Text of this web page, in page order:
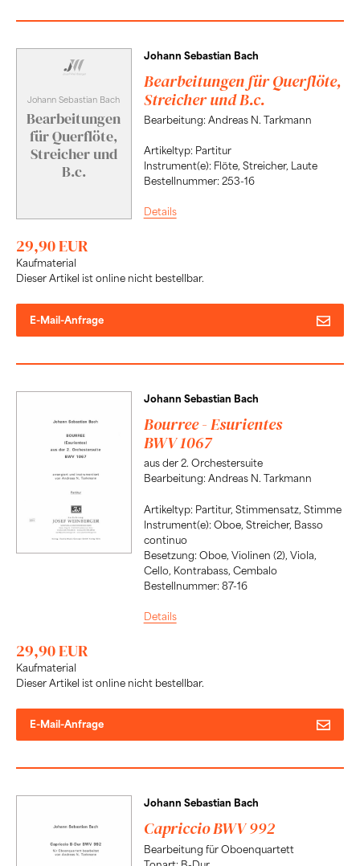
Johann Sebastian Bach
Bearbeitungen
für Querflöte,
Streicher und
B.c.
Johann Sebastian Bach
Bearbeitungen für Querflöte,
Streicher und B.c.
Bearbeitung: Andreas N. Tarkmann
Artikeltyp: Partitur
Instrument(e): Flöte, Streicher, Laute
Bestellnummer: 253-16
Details
29,90 EUR
Kaufmaterial
Dieser Artikel ist online nicht bestellbar.
E-Mail-Anfrage
Johann Sebastian Bach
Bourree - Esurientes
BWV 1067
aus der 2. Orchestersuite
Bearbeitung: Andreas N. Tarkmann
Artikeltyp: Partitur, Stimmensatz, Stimme
Instrument(e): Oboe, Streicher, Basso
continuo
Besetzung: Oboe, Violinen (2), Viola,
Cello, Kontrabass, Cembalo
Bestellnummer: 87-16
Details
29,90 EUR
Kaufmaterial
Dieser Artikel ist online nicht bestellbar.
E-Mail-Anfrage
Johann Sebastian Bach
Capriccio BWV 992
Bearbeitung für Oboenquartett